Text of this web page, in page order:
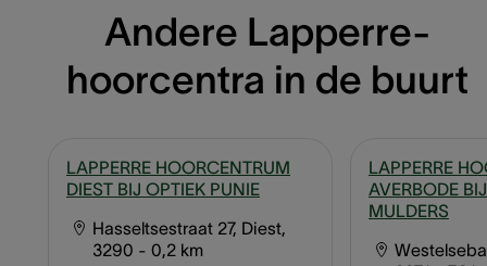
Andere Lapperre-
hoorcentra in de buurt
LAPPERRE HOORCENTRUM
DIEST BIJ OPTIEK PUNIE
Hasseltsestraat 27, Diest,
3290 - 0,2 km
LAPPERRE
AVERBODE
MULDERS